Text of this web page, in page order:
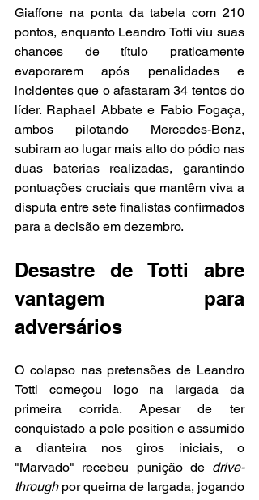
Giaffone na ponta da tabela com 210
pontos, enquanto Leandro Totti viu suas
chances de título praticamente
evaporarem após penalidades e
incidentes que o afastaram 34 tentos do
líder. Raphael Abbate e Fabio Fogaça,
ambos pilotando Mercedes-Benz,
subiram ao lugar mais alto do pódio nas
duas baterias realizadas, garantindo
pontuações cruciais que mantêm viva a
disputa entre sete finalistas confirmados
para a decisão em dezembro.
Desastre de Totti abre
vantagem para
adversários
O colapso nas pretensões de Leandro
Totti começou logo na largada da
primeira corrida. Apesar de ter
conquistado a pole position e assumido
a dianteira nos giros iniciais, o
"Marvado" recebeu punição de drive-
through por queima de largada, jogando